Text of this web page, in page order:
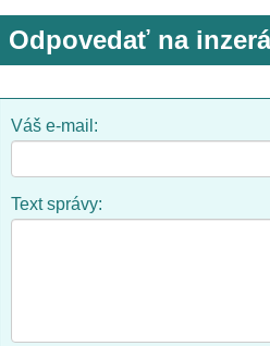
Odpovedať na
Váš e-mail:
Text správy: